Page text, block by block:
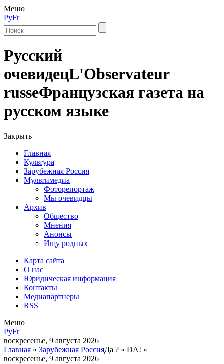
Меню
РуFr
Русский
очевидецL'Observateur
russeФранцузская газета на
русском языке
Закрыть
Главная
Культура
Зарубежная Россия
Мультимедиа
Фоторепортаж
Мы очевидцы
Архив
Общество
Мнения
Анонсы
Ищу родных
Карта сайта
О нас
Юридическая информация
Контакты
Медиапартнеры
RSS
Меню
РуFr
воскресенье, 9 августа 2026
Главная » Зарубежная РоссияДа ? « DA! »
воскресенье, 9 августа 2026